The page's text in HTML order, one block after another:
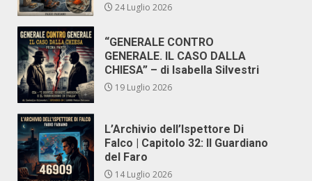
24 Luglio 2026
“GENERALE CONTRO
GENERALE. IL CASO DALLA
CHIESA” – di Isabella Silvestri
19 Luglio 2026
L’Archivio dell’Ispettore Di
Falco | Capitolo 32: Il Guardiano
del Faro
14 Luglio 2026